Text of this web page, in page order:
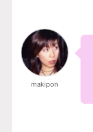
makipon